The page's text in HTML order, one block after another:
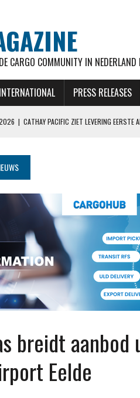
CARGO COMMUNITY IN NEDERLAND
INTERNATIONAL PRESS RELEASES
| CATHAY PACIFIC ZIET LEVERING
ANTONOV MOGELIJK ONTSNAPT AAN
IN DE BUSINESSCLASS? BIJ LUFTHANSA
breidt
Eelde